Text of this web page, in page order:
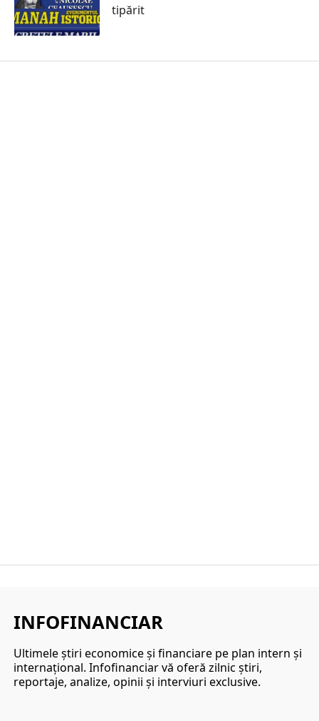
tipărit
INFOFINANCIAR
Ultimele ştiri economice şi financiare pe plan intern şi
internaţional. Infofinanciar vă oferă zilnic ştiri,
reportaje, analize, opinii şi interviuri exclusive.